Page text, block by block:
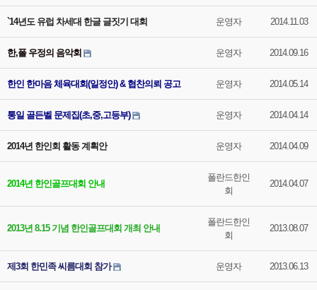
`14년도 유럽 차세대 한글 글짓기 대회 운영자 2014.11.03
한,폴 우정의 음악회 운영자 2014.09.16
한인 한마음 체육대회(일정안) & 협찬의뢰 공고 운영자 2014.05.14
통일 골든벨 문제집(초,중,고등부) 운영자 2014.04.14
2014년 한인회 활동 계획안 운영자 2014.04.09
2014년 한인골프대회 안내
폴란드한인
회
2014.04.07
2013년 8.15 기념 한인골프대회 개최 안내
폴란드한인
회
2013.08.07
제3회 한민족 씨름대회 참가 운영자 2013.06.13